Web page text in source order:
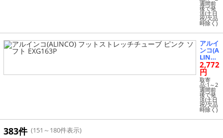
選べる
2サイ
ズ D81
9
ーブ
ネイビ
ー ハ
ード E
XG163
N
週間前
後で発
送(土日
祝/欠品
時除く)
アルイ
ンコ(A
LINC
O) フ
ットス
トレッ
チチュ
ーブ
ピンク
ソフト
EXG16
3P
2,772
円
取寄
品:1～2
週間前
後で発
送(土日
祝/欠品
時除く)
383件 (151～180件表示)